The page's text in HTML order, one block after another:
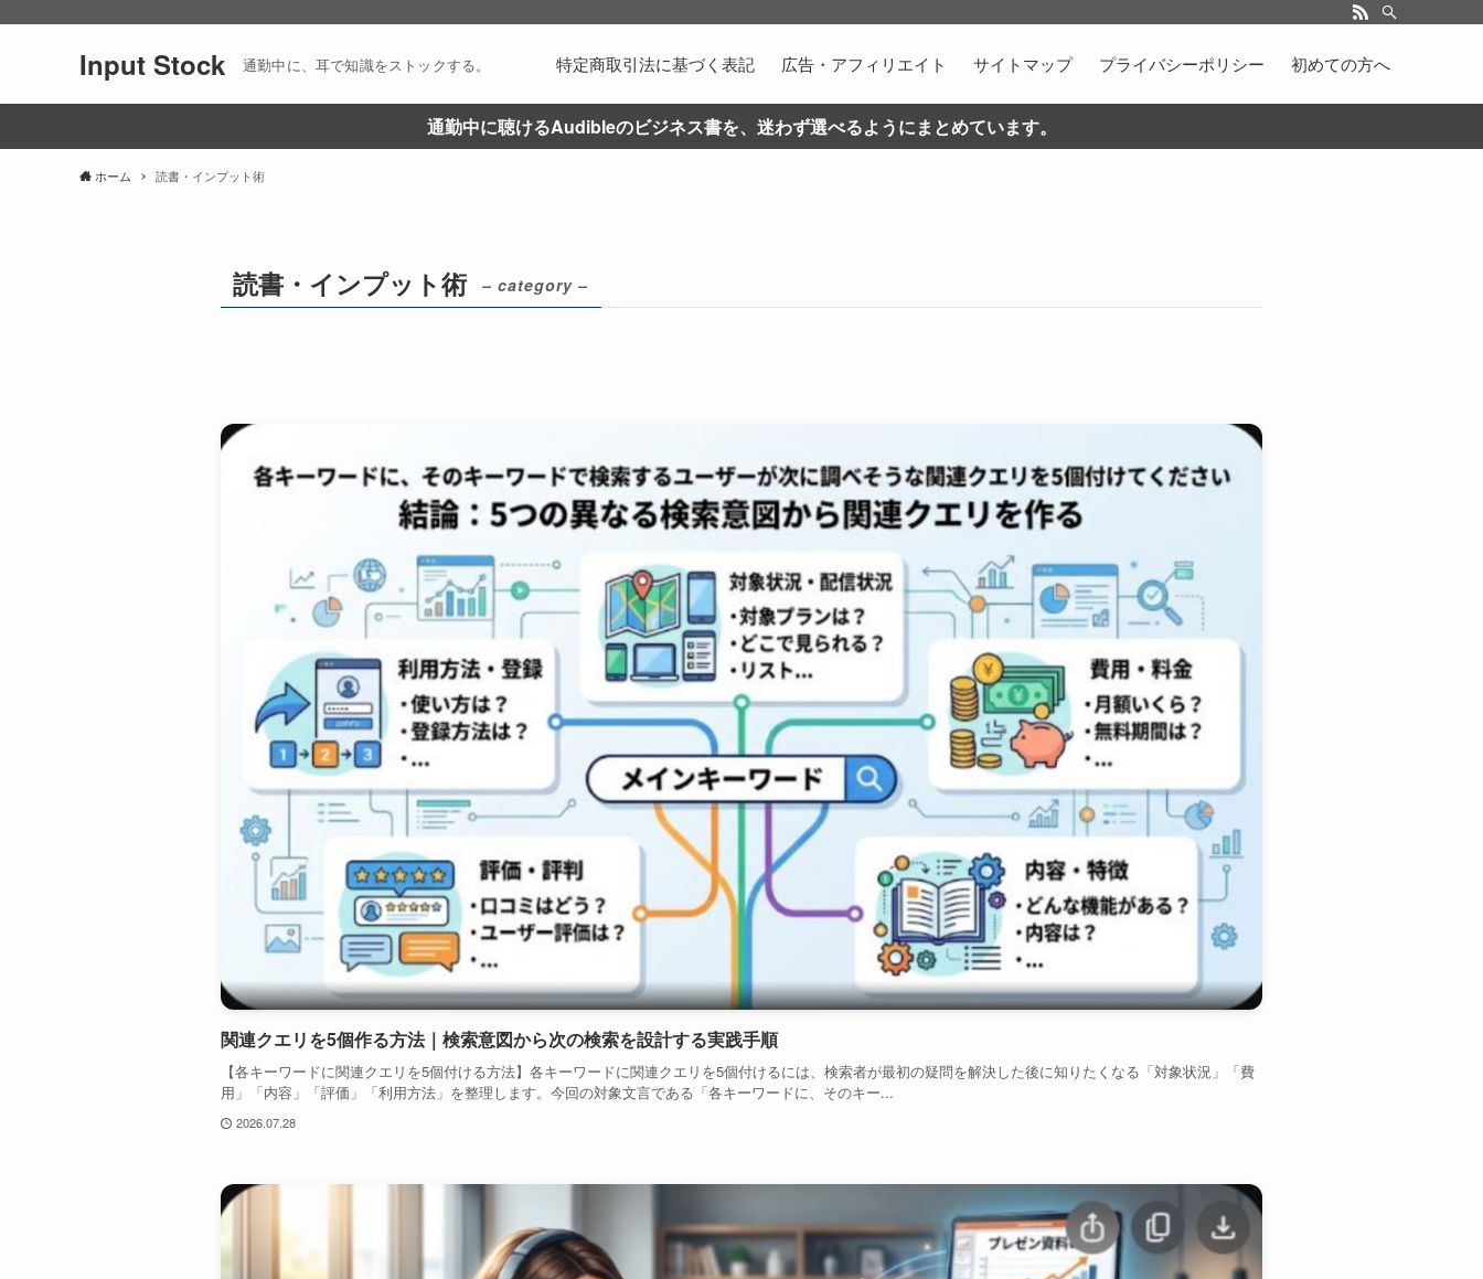
Input Stock 通勤中に、耳で知識をストックする。 特定商取引法に基づく表記 広告・アフィリエイト サイトマップ プライバシーポリシー 初めての方へ
通勤中に聴けるAudibleのビジネス書を、迷わず選べるようにまとめています。
ホーム 読書・インプット術
読書・インプット術 – category –
関連クエリを5個作る方法｜検索意図から次の検索を設計する実践手順
【各キーワードに関連クエリを5個付ける方法】各キーワードに関連クエリを5個付けるには、検索者が最初の疑問を解決した後に知りたくなる「対象状況」「費
用」「内容」「評価」「利用方法」を整理します。今回の対象文言である「各キーワードに、そのキー...
2026.07.28